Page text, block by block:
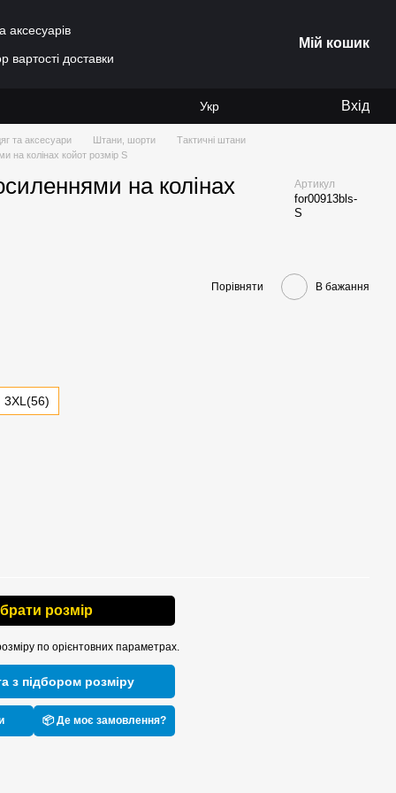
аксесуарів
вартості доставки
Мій кошик
Укр Вхід
та аксесуари Штани, шорти
Тактичні штани
на колінах койот розмір S
на колінах Артикул
for00913bls-
S
Порівняти В бажання
3XL(56)
розмір
по орієнтовних параметрах.
з підбором розміру
📦 Де моє замовлення?